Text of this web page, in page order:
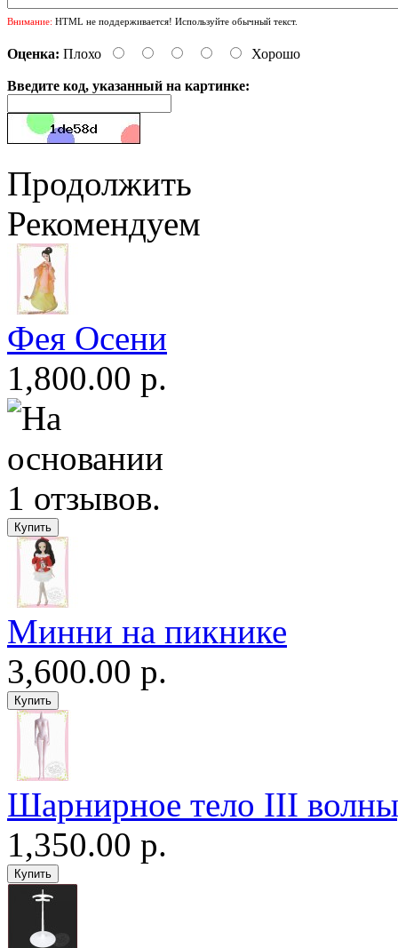
Внимание: HTML не поддерживается! Используйте обычный текст.
Оценка: Плохо Хорошо
Введите код, указанный на картинке:
Продолжить
Рекомендуем
Фея Осени
1,800.00 р.
Минни на пикнике
3,600.00 р.
Шарнирное тело III
1,350.00 р.